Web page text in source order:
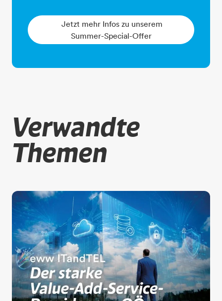
Jetzt mehr Infos zu unserem
Summer-Special-Offer
Verwandte
Themen